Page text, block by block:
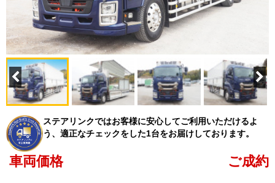
ステアリンクではお客様に安心してご利用いただけるよ
う、適正なチェックをした1台をお届けしております。
車両価格 ご成約